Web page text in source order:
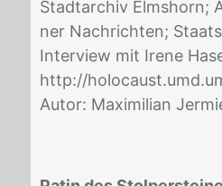
Stadt­ar­chiv Elms­horn;
ner Nach­rich­ten;
In­ter­view mit Ire­ne
http://​
Au­tor: Ma­xi­mi­li­an